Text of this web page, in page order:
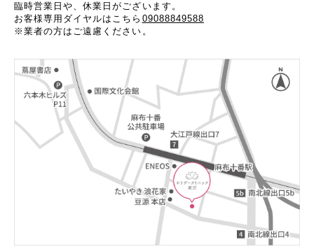
臨時営業日や、休業日がございます。
お客様専用ダイヤルはこちら 09088849588
※業者の方はご遠慮ください。